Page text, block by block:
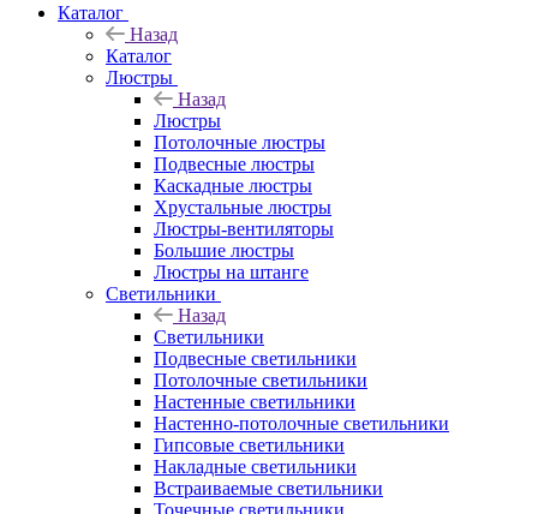
Каталог
Назад
Каталог
Люстры
Назад
Люстры
Потолочные люстры
Подвесные люстры
Каскадные люстры
Хрустальные люстры
Люстры-вентиляторы
Большие люстры
Люстры на штанге
Светильники
Назад
Светильники
Подвесные светильники
Потолочные светильники
Настенные светильники
Настенно-потолочные светильники
Гипсовые светильники
Накладные светильники
Встраиваемые светильники
Точечные светильники